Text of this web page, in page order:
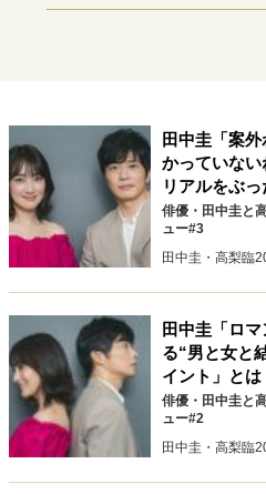
運命を変えた出会い 決断の
未知への挑戦
プロフェッ
表現者の葛藤
人生が動いた
キャリア・働き方
大人の学び直し
ファースト
夢を掴む選択
経営・ビジネス
リーダーの流儀 変革の原動
田中圭「案
かっていな
リアルをぶっ
俳優・田中圭と
ュー#3
田中圭・高梨臨
田中圭「ロ
る“男と女と
イント」とは
俳優・田中圭と
ュー#2
田中圭・高梨臨